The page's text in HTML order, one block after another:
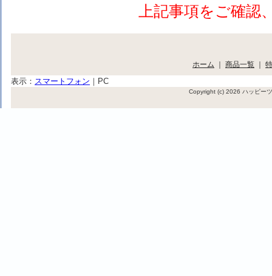
上記事項をご確
ホーム ｜ 商品一覧 ｜
表示： スマートフォン ｜ PC
Copyright (c) 2026 ハッピー